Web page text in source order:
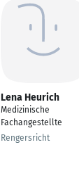
Lena Heurich
Medizinische
Fachangestellte
Rengersricht